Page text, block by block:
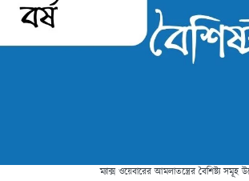
ম্যাক্স ওয়েবারের আমলাতন্ত্রের বৈশিষ্ট্য সমূহ